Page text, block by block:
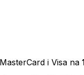
i Visa na